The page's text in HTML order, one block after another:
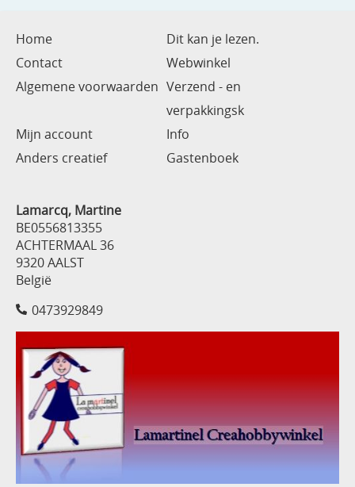
Home
Dit kan je lezen.
Contact
Webwinkel
Algemene voorwaarden Verzend - en
verpakkingsk
Mijn account
Info
Anders creatief
Gastenboek
Lamarcq, Martine
BE0556813355
ACHTERMAAL 36
9320 AALST
België
0473929849